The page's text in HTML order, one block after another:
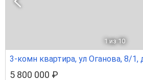
1 из 10
3-комн квартира, ул Оганова, 8/1,
5 800 000 ₽